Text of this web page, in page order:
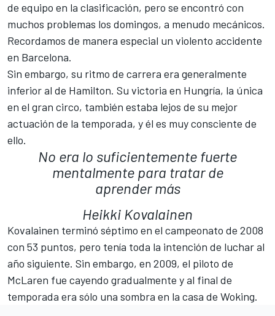
de equipo en la clasificación, pero se encontró con
muchos problemas los domingos, a menudo mecánicos.
Recordamos de manera especial un violento accidente
en Barcelona.
Sin embargo, su ritmo de carrera era generalmente
inferior al de Hamilton. Su victoria en Hungría, la única
en el gran circo, también estaba lejos de su mejor
actuación de la temporada, y él es muy consciente de
ello.
No era lo suficientemente fuerte
mentalmente para tratar de
aprender más
Heikki Kovalainen
Kovalainen terminó séptimo en el campeonato de 2008
con 53 puntos, pero tenía toda la intención de luchar al
año siguiente. Sin embargo, en 2009, el piloto de
McLaren fue cayendo gradualmente y al final de
temporada era sólo una sombra en la casa de Woking.